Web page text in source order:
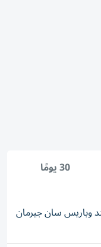
30 يومًا
وباريس سان جيرمان